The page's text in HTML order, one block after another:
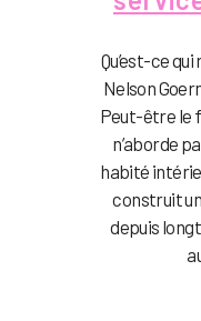
Qu’est-ce
Nelson
Peut-être le
n’aborde
habité
construit
depuis